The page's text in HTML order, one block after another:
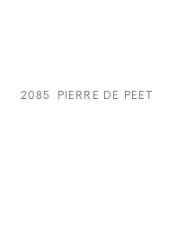
2085 PIERRE DE PEET